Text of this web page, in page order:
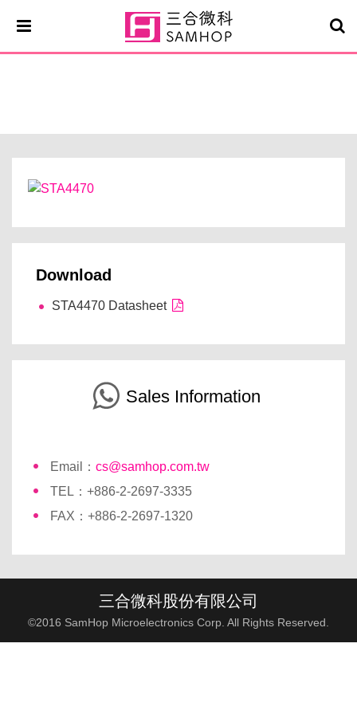
Download
STA4470 Datasheet
Sales Information
Email： cs@samhop.com.tw
TEL：+886-2-2697-3335
FAX：+886-2-2697-1320
三合微科股份有限公司
©2016 SamHop Microelectronics Corp. All Rights Reserved.